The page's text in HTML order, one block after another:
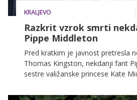
KRALJEVO
Razkrit vzrok smrti
Pippe Middleton
Pred kratkim je javnost pretresla
Thomas Kingston, nekdanji fant
sestre valižanske princese Kate